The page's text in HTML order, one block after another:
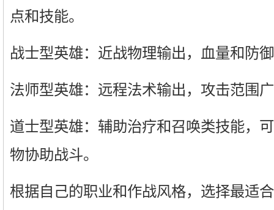
点和技能。
战士型英雄：近战物理输出，血量和防
法师型英雄：远程法术输出，攻击范围
道士型英雄：辅助治疗和召唤类技能，
物协助战斗。
根据自己的职业和作战风格，选择最适